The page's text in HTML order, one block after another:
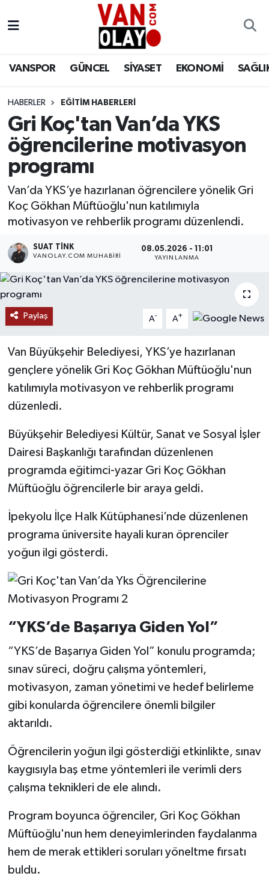
VANSPOR GÜNCEL SİYASET EKONOMİ
HABERLER EĞİTİM HABERLERİ
Gri Koç'tan Van’da YKS
öğrencilerine motivasyon
programı
Van’da YKS’ye hazırlanan öğrencilere yönelik Gri
Koç Gökhan Müftüoğlu'nun katılımıyla
motivasyon ve rehberlik programı düzenlendi.
SUAT TINK
VANOLAY.COM MUHABIRI
08.05.2026 - 11:01
YAYINLANMA
Paylaş A- A+
Van Büyükşehir Belediyesi, YKS’ye hazırlanan
gençlere yönelik Gri Koç Gökhan Müftüoğlu'nun
katılımıyla motivasyon ve rehberlik programı
düzenledi.
Büyükşehir Belediyesi Kültür, Sanat ve Sosyal İşler
Dairesi Başkanlığı tarafından düzenlenen
programda eğitimci-yazar Gri Koç Gökhan
Müftüoğlu öğrencilerle bir araya geldi.
İpekyolu İlçe Halk Kütüphanesi’nde düzenlenen
programa üniversite hayali kuran öprenciler
yoğun ilgi gösterdi.
“YKS’de Başarıya Giden Yol”
“YKS’de Başarıya Giden Yol” konulu programda;
sınav süreci, doğru çalışma yöntemleri,
motivasyon, zaman yönetimi ve hedef belirleme
gibi konularda öğrencilere önemli bilgiler
aktarıldı.
Öğrencilerin yoğun ilgi gösterdiği etkinlikte, sınav
kaygısıyla baş etme yöntemleri ile verimli ders
çalışma teknikleri de ele alındı.
Program boyunca öğrenciler, Gri Koç Gökhan
Müftüoğlu'nun hem deneyimlerinden faydalanma
hem de merak ettikleri soruları yöneltme fırsatı
buldu.
Siyaset
Ekonomi
Sağlık
Bilim & Teknoloji
Dünya
RESMİ İLANLAR
Van Nöbetçi Eczaneler
Van Namaz Vakitleri
Van Trafik Yoğunluk Haritası
Süper Lig Puan Durumu ve Fikstür
Tüm Manşetler
Son Dakika Haberleri
Haber Arşivi